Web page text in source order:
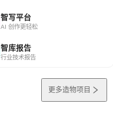
智写平台
AI 创作更轻松
智库报告
行业技术报告
更多造物项目